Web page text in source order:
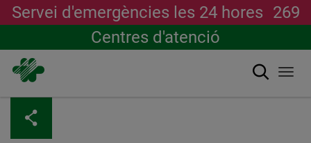
contingut
Servei d'emergències les 24 hores 269
Centres d'atenció
Cerca